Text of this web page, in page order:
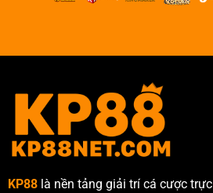
KP88là nền tảng giải trí cá cược trực